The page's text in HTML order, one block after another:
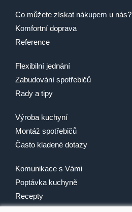
Co můžete získat nákupem u nás?
Komfortní doprava
Reference
Flexibilní jednání
Zabudování spotřebičů
Rady a tipy
Výroba kuchyní
Montáž spotřebičů
Často kladené dotazy
Komunikace s Vámi
Poptávka kuchyně
Recepty